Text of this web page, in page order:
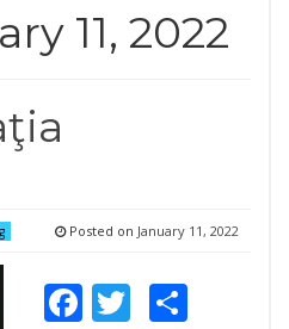
11, 2022
Posted on January 11, 2022
Facebook
TwitterShare